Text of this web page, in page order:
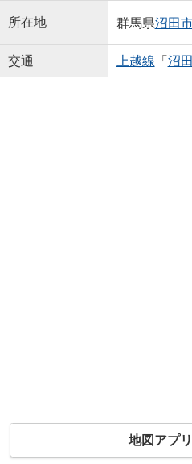
所在地 群馬県沼田
交通 上越線 「 沼田
地図アプ